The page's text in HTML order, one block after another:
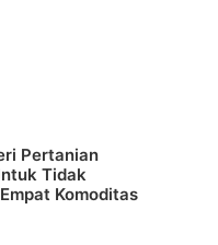
Pertanian
Tidak
Komoditas